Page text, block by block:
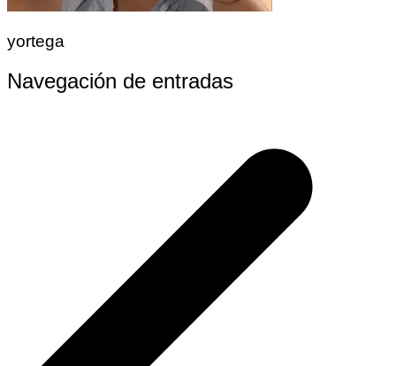
yortega
Navegación de entradas